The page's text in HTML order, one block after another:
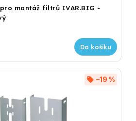
montáž filtrů IVAR.BIG -
Do košíku
–19 %